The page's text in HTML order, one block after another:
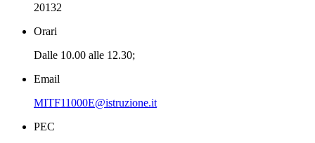
20132
Orari
Dalle 10.00 alle 12.30;
Email
MITF11000E@istruzione.it
PEC